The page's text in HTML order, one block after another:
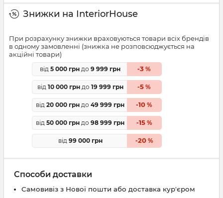
Знижки на InteriorHouse
При розрахунку знижки враховуються товари всіх брендів
в одному замовленні (знижка не розповсюджується на
акційні товари)
від 5 000 грн до 9 999 грн -3 %
від 10 000 грндо 19 999 грн -5 %
від 20 000 грн до 49 999 грн -10 %
від 50 000 грн до 98 999 грн -15%
від 99 000 грн -20%
Способи доставки
Самовивіз з Нової пошти або доставка кур'єром